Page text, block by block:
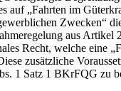
auf „Fahrten im
Zwecken“
aus Artikel
Recht, welche eine
zusätzliche
1 Satz 1 BKrFQG zu